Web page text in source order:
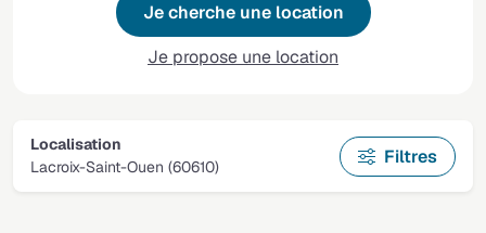
Je cherche une location
Je propose une location
Localisation
Lacroix-Saint-Ouen (60610)
Filtres